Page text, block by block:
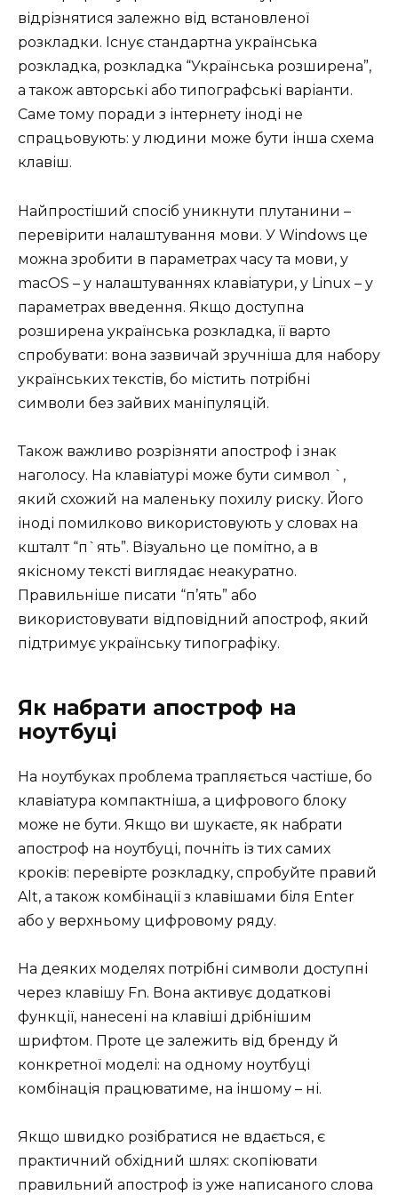
відрізнятися залежно від встановленої
розкладки. Існує стандартна українська
розкладка, розкладка “Українська розширена”,
а також авторські або типографські варіанти.
Саме тому поради з інтернету іноді не
спрацьовують: у людини може бути інша схема
клавіш.
Найпростіший спосіб уникнути плутанини –
перевірити налаштування мови. У Windows це
можна зробити в параметрах часу та мови, у
macOS – у налаштуваннях клавіатури, у Linux – у
параметрах введення. Якщо доступна
розширена українська розкладка, її варто
спробувати: вона зазвичай зручніша для набору
українських текстів, бо містить потрібні
символи без зайвих маніпуляцій.
Також важливо розрізняти апостроф і знак
наголосу. На клавіатурі може бути символ `,
який схожий на маленьку похилу риску. Його
іноді помилково використовують у словах на
кшталт “п`ять”. Візуально це помітно, а в
якісному тексті виглядає неакуратно.
Правильніше писати “п’ять” або
використовувати відповідний апостроф, який
підтримує українську типографіку.
Як набрати апостроф на
ноутбуці
На ноутбуках проблема трапляється частіше, бо
клавіатура компактніша, а цифрового блоку
може не бути. Якщо ви шукаєте, як набрати
апостроф на ноутбуці, почніть із тих самих
кроків: перевірте розкладку, спробуйте правий
Alt, а також комбінації з клавішами біля Enter
або у верхньому цифровому ряду.
На деяких моделях потрібні символи доступні
через клавішу Fn. Вона активує додаткові
функції, нанесені на клавіші дрібнішим
шрифтом. Проте це залежить від бренду й
конкретної моделі: на одному ноутбуці
комбінація працюватиме, на іншому – ні.
Якщо швидко розібратися не вдається, є
практичний обхідний шлях: скопіювати
правильний апостроф із уже написаного слова